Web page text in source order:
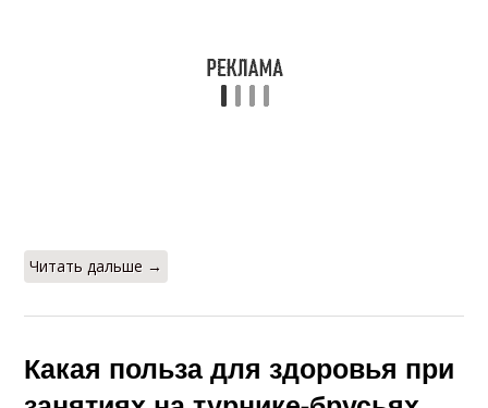
Читать дальше →
Какая польза для здоровья при